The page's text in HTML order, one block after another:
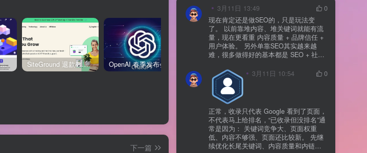
换 WordPress 主题前先看这份清单：Kadence、Blocksy Pro 与 WoodMart 的实操配置教程 SiteGround 退款教程：如何获取30天无理由退款服务
下一篇
3月11日 13:49
0
现在肯定还是做SEO的，只是玩法变
了。 以前靠堆内容、堆关键词就能有流
量，现在更看重 内容质量 + 品牌信任 +
用户体验。 另外单靠SEO其实越来越
难，很多做得好的基本都是 SEO + 社媒
质还是一个长期获客渠道，但不能再当
成唯一渠道了。
嘻嘻在干活
3月11日 10:54 0
正常，收录只代表 Google 看到了页面，
不代表马上给排名，“已收录但没排名”通
常是因为： 关键词竞争大、页面权重
低、内容不够强、页面还比较新。 先继
续优化长尾关键词、内容质量和内链，